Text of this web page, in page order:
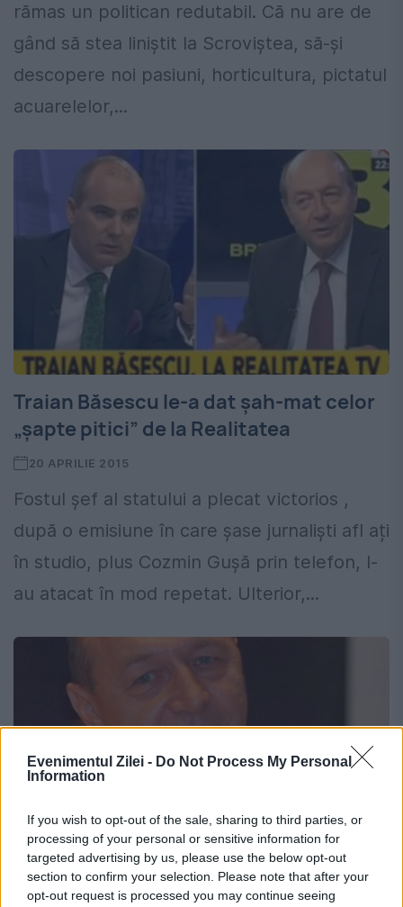
Evenimentul Zilei - Do Not Process My Personal
Information
If you wish to opt-out of the sale, sharing to third parties, or
processing of your personal or sensitive information for
targeted advertising by us, please use the below opt-out
section to confirm your selection. Please note that after your
opt-out request is processed you may continue seeing
rămas un politican redutabil. Că nu are de
gând să stea liniștit la Scroviștea, să-și
descopere noi pasiuni, horticultura, pictatul
acuarelelor,...
Traian Băsescu le-a dat șah-mat celor
„șapte pitici” de la Realitatea
20 APRILIE 2015
Fostul șef al statului a plecat victorios ,
după o emisiune în care șase jurnaliști afl ați
în studio, plus Cozmin Gușă prin telefon, l-
au atacat în mod repetat. Ulterior,...
Traian Băsescu, despre emisiunea de la